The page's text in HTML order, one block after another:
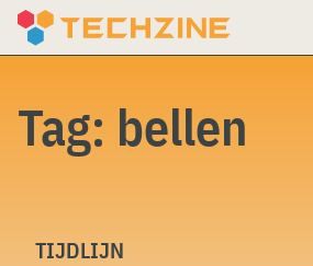
Skip
Tag: bellen
TIJDLIJN